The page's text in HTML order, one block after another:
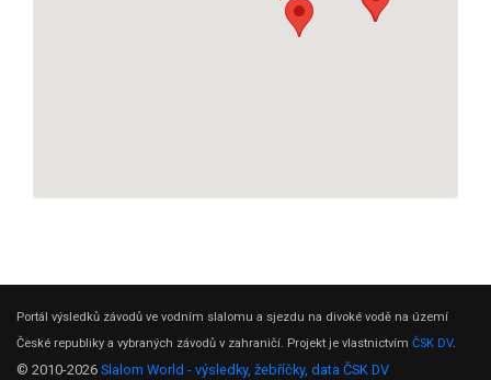
Portál výsledků závodů ve vodním slalomu a sjezdu na divoké vodě na území
České republiky a vybraných závodů v zahraničí. Projekt je vlastnictvím ČSK DV.
© 2010-2026 Slalom World - výsledky, žebříčky, data ČSK DV